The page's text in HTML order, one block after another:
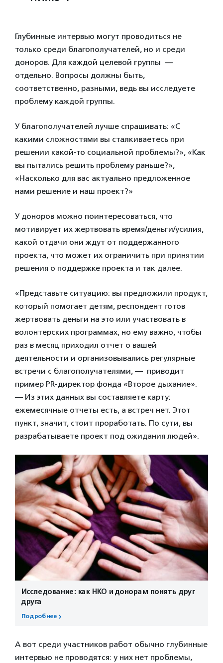
Глубинные интервью могут проводиться не
только среди благополучателей, но и среди
доноров. Для каждой целевой группы —
отдельно. Вопросы должны быть,
соответственно, разными, ведь вы исследуете
проблему каждой группы.
У благополучателей лучше спрашивать: «С
какими сложностями вы сталкиваетесь при
решении какой-то социальной проблемы?», «Как
вы пытались решить проблему раньше?»,
«Насколько для вас актуально предложенное
нами решение и наш проект?»
У доноров можно поинтересоваться, что
мотивирует их жертвовать время/деньги/усилия,
какой отдачи они ждут от поддержанного
проекта, что может их ограничить при принятии
решения о поддержке проекта и так далее.
«Представьте ситуацию: вы предложили продукт,
который помогает детям, респондент готов
жертвовать деньги на это или участвовать в
волонтерских программах, но ему важно, чтобы
раз в месяц приходил отчет о вашей
деятельности и организовывались регулярные
встречи с благополучателями, — приводит
пример PR-директор фонда «Второе дыхание».
— Из этих данных вы составляете карту:
ежемесячные отчеты есть, а встреч нет. Этот
пункт, значит, стоит проработать. По сути, вы
разрабатываете проект под ожидания людей».
Исследование: как НКО и донорам понять друг
друга
Подробнее
А вот среди участников работ обычно глубинные
интервью не проводятся: у них нет проблемы,